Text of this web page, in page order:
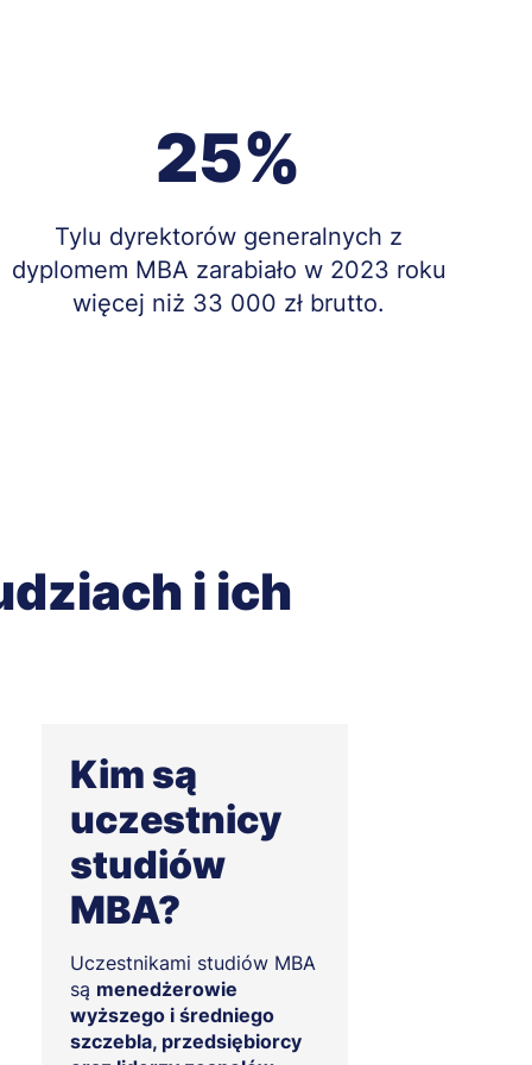
25%
TreśćTylu dyrektorów generalnych z
dyplomem MBA zarabiało w 2023 roku
więcej niż 33 000 zł brutto.
i ich
Kim są
uczestnicy
studiów
MBA?
Uczestnikami studiów MBA
są menedżerowie
wyższego i średniego
szczebla, przedsiębiorcy